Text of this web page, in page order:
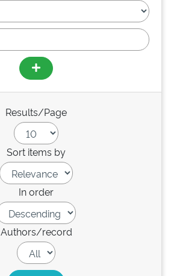
Results/Page
Sort items by
In order
Authors/record